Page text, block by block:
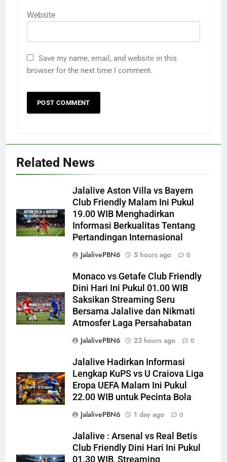
Website
Save my name, email, and website in this
browser for the next time I comment.
Related News
Jalalive Aston Villa vs Bayern
Club Friendly Malam Ini Pukul
19.00 WIB Menghadirkan
Informasi Berkualitas Tentang
Pertandingan Internasional
JalalivePBN6
5 hours ago 0
Monaco vs Getafe Club Friendly
Dini Hari Ini Pukul 01.00 WIB
Saksikan Streaming Seru
Bersama Jalalive dan Nikmati
Atmosfer Laga Persahabatan
JalalivePBN6
23 hours ago 0
Jalalive Hadirkan Informasi
Lengkap KuPS vs U Craiova Liga
Eropa UEFA Malam Ini Pukul
22.00 WIB untuk Pecinta Bola
JalalivePBN6
1 day ago 0
Jalalive : Arsenal vs Real Betis
Club Friendly Dini Hari Ini Pukul
01.30 WIB, Streaming